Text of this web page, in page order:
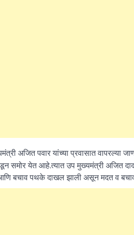
अजित पवार यांच्या प्रवासात वापरल्या
समोर येत आहे.त्यात उप मुख्यमंत्री अजित
बचाव पथके दाखल झाली असून मदत व